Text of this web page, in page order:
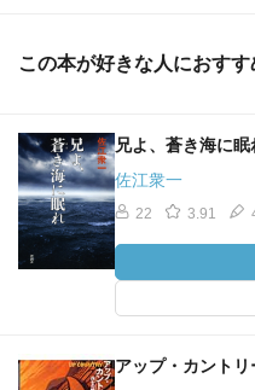
この本が好きな人におすす
兄よ、蒼き海に眠
佐江衆一
22 3.91
アップ・カント